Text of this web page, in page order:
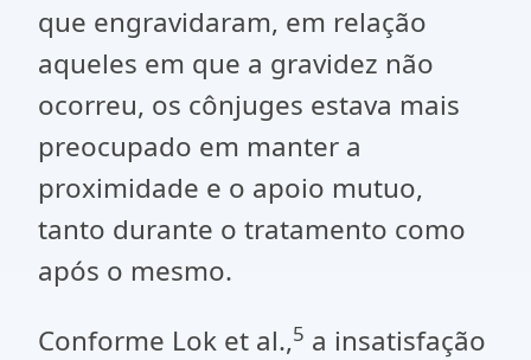
que engravidaram, em relação
aqueles em que a gravidez não
ocorreu, os cônjuges estava mais
preocupado em manter a
proximidade e o apoio mutuo,
tanto durante o tratamento como
após o mesmo.
Conforme Lok et al.,5 a insatisfação